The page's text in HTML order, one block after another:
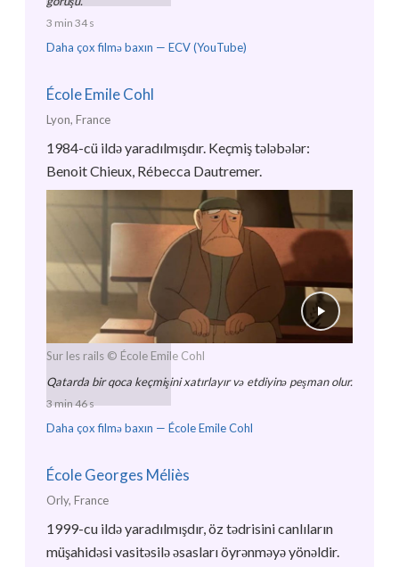
3 min 34 s
Daha çox filmə baxın — ECV (YouTube)
École Emile Cohl
Lyon, France
1984-cü ildə yaradılmışdır. Keçmiş tələbələr:
Benoit Chieux, Rébecca Dautremer.
Sur les rails © École Emile Cohl
Qatarda bir qoca keçmişini xatırlayır və etdiyinə peşman olur.
3 min 46 s
Daha çox filmə baxın — École Emile Cohl
École Georges Méliès
Orly, France
1999-cu ildə yaradılmışdır, öz tədrisini canlıların
müşahidəsi vasitəsilə əsasları öyrənməyə yönəldir.